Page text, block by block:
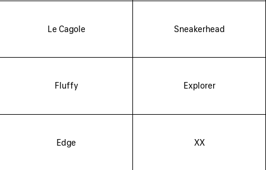
Le Cagole Sneakerhead
Fluffy Explorer
Edge XX